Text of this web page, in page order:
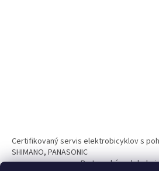
Certifikovaný servis elektrobicyklov s
SHIMANO, PANASONIC
Partnerský web